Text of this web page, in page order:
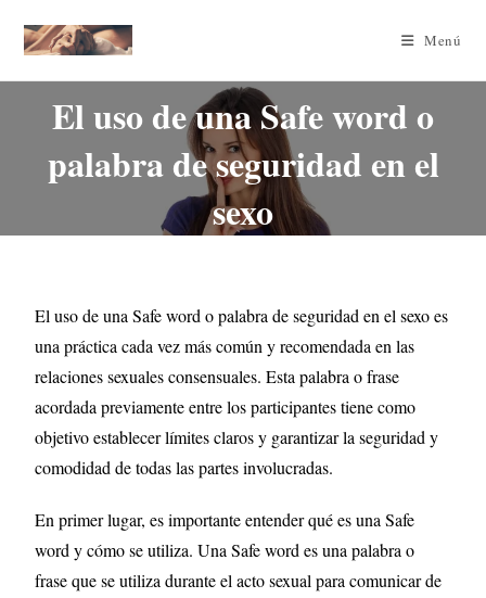
Menú
El uso de una Safe word o
palabra de seguridad en el
sexo
El uso de una Safe word o palabra de seguridad en el sexo es
una práctica cada vez más común y recomendada en las
relaciones sexuales consensuales. Esta palabra o frase
acordada previamente entre los participantes tiene como
objetivo establecer límites claros y garantizar la seguridad y
comodidad de todas las partes involucradas.
En primer lugar, es importante entender qué es una Safe
word y cómo se utiliza. Una Safe word es una palabra o
frase que se utiliza durante el acto sexual para comunicar de